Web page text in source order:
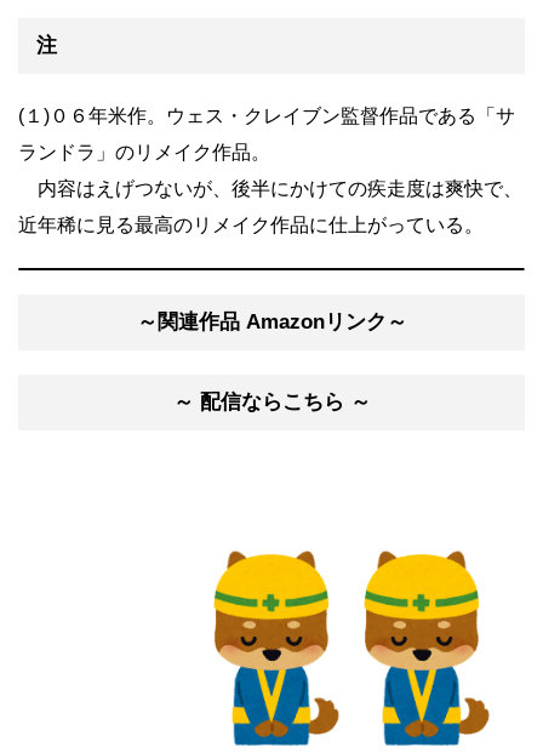
注
(１)０６年米作。ウェス・クレイブン監督作品である「サ
ランドラ」のリメイク作品。
内容はえげつないが、後半にかけての疾走度は爽快で、
近年稀に見る最高のリメイク作品に仕上がっている。
～関連作品 Amazonリンク～
～ 配信ならこちら ～